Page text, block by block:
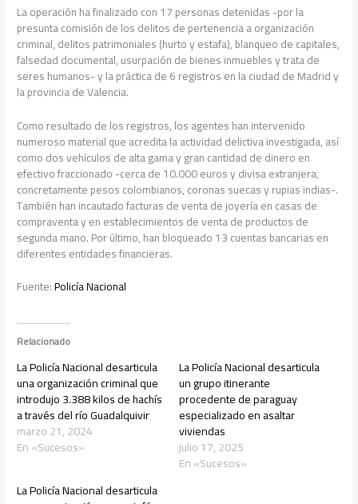
La operación ha finalizado con 17 personas detenidas -por la
presunta comisión de los delitos de pertenencia a organización
criminal, delitos patrimoniales (hurto y estafa), blanqueo de capitales,
falsedad documental, usurpación de bienes inmuebles y trata de
seres humanos- y la práctica de 6 registros en la ciudad de Madrid y
la provincia de Valencia.
Como resultado de los registros, los agentes han intervenido
numeroso material que acredita la actividad delictiva investigada, así
como dos vehículos de alta gama y gran cantidad de dinero en
efectivo fraccionado -cerca de 10.000 euros y divisa extranjera,
concretamente pesos colombianos, coronas suecas y rupias indias-.
También han incautado facturas de venta de joyería en casas de
compraventa y en establecimientos de venta de productos de
segunda mano. Por último, han bloqueado 13 cuentas bancarias en
diferentes entidades financieras.
Fuente:Policía Nacional
Relacionado
La Policía Nacional desarticula
una organización criminal que
introdujo 3.388 kilos de hachís
a través del río Guadalquivir
marzo 21, 2024
En «Sucesos»
La Policía Nacional desarticula
un grupo itinerante
procedente de paraguay
especializado en asaltar
viviendas
julio 17, 2025
En «Sucesos»
La Policía Nacional desarticula